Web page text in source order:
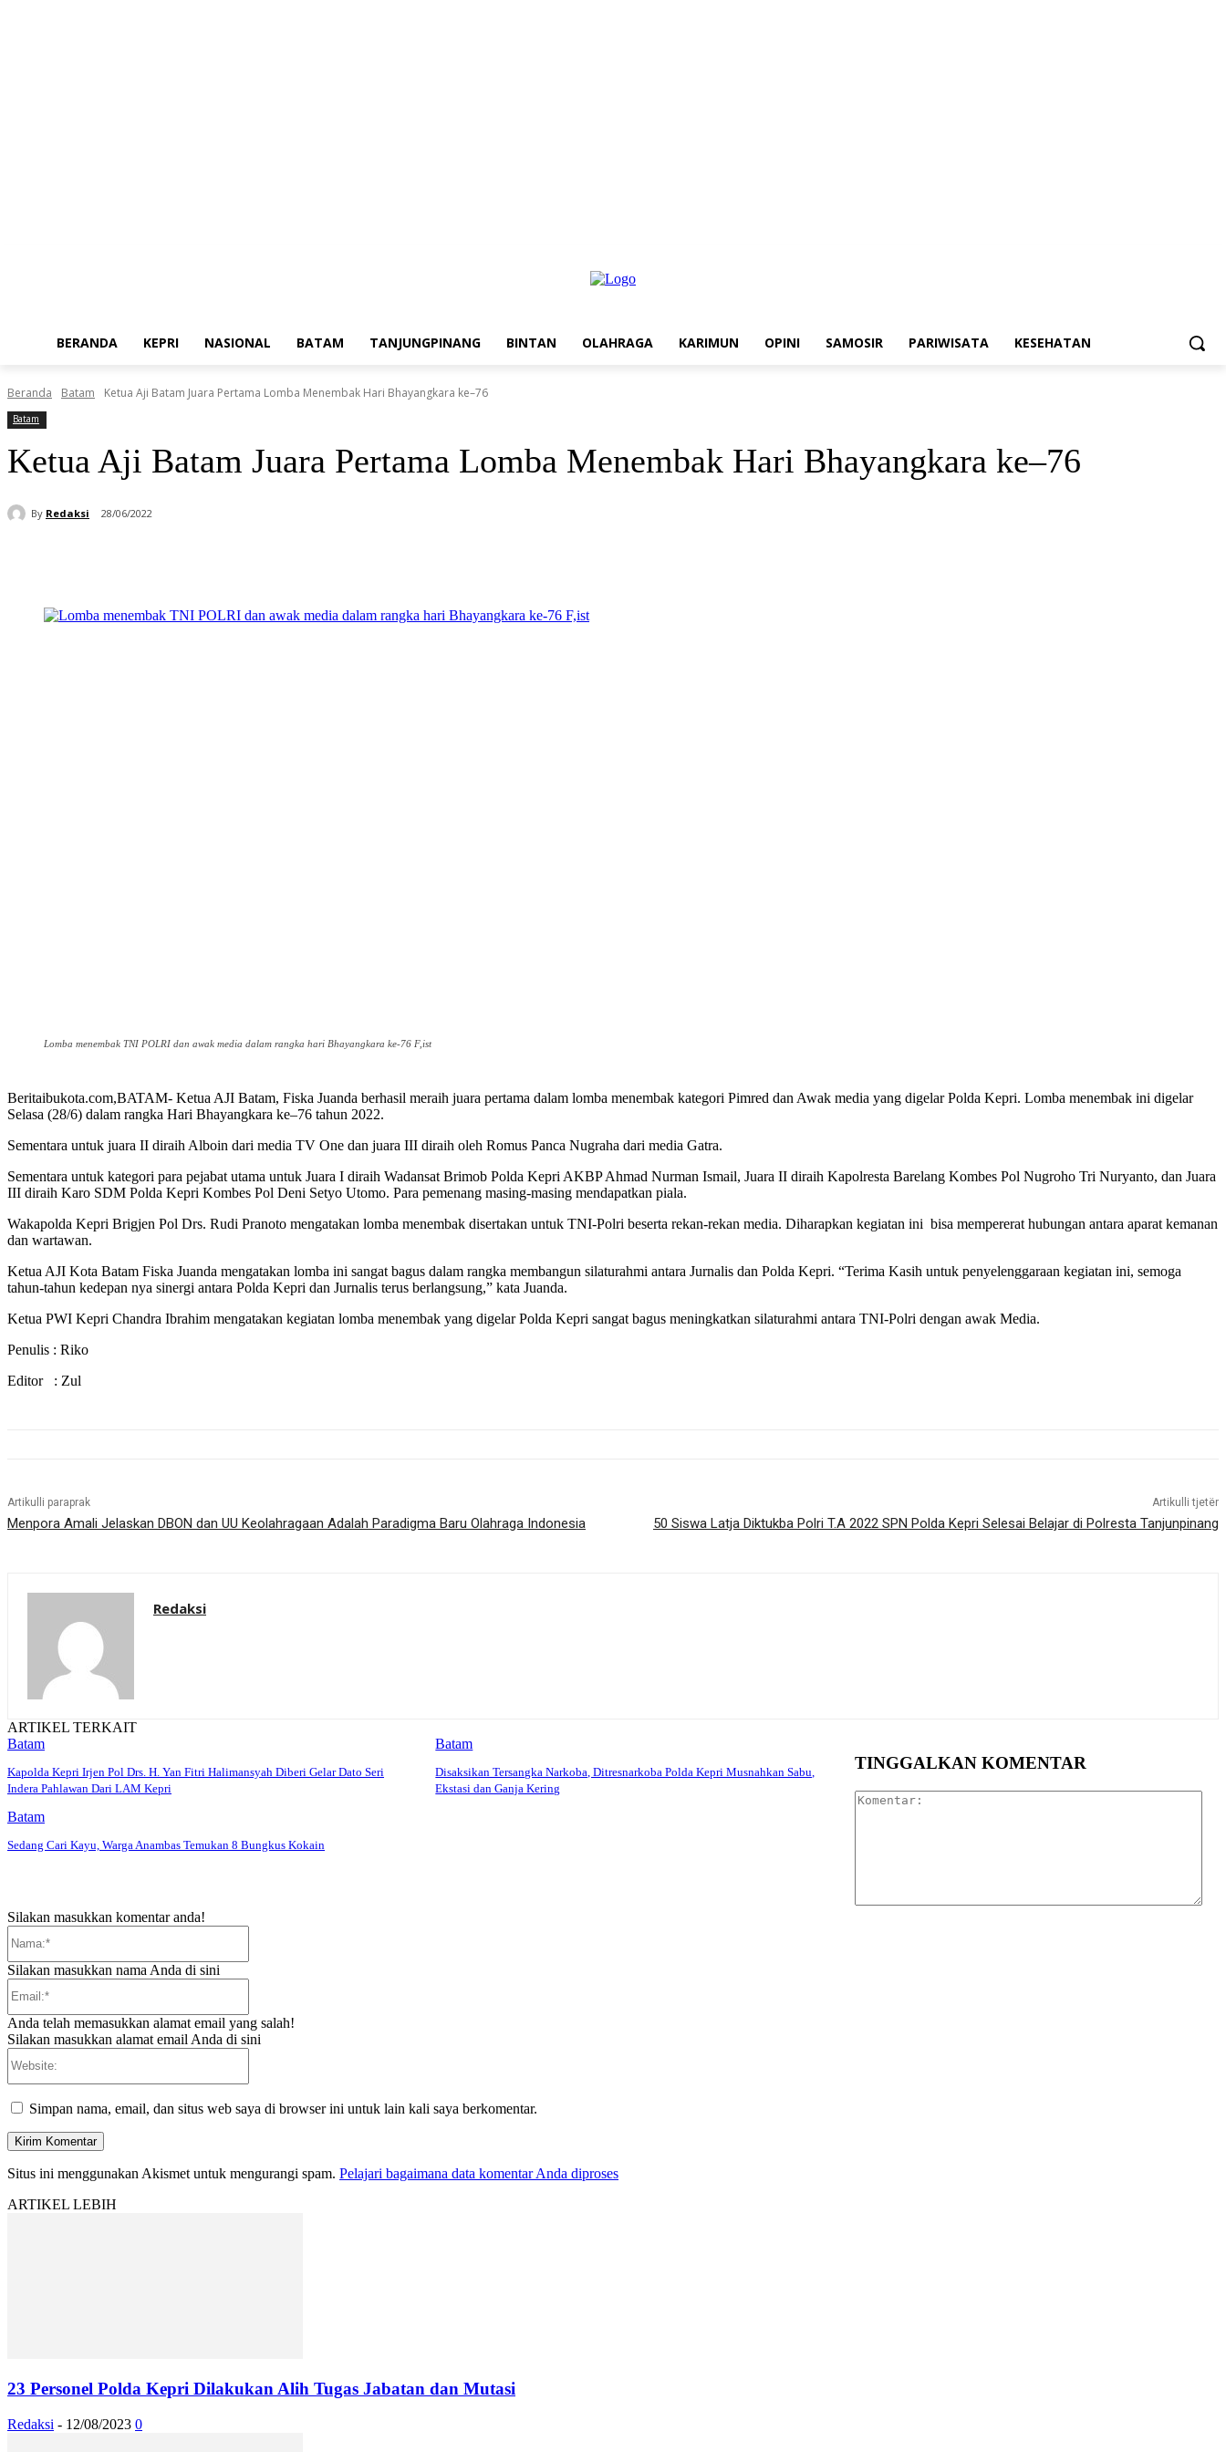
BERANDA KEPRI NASIONAL BATAM TANJUNGPINANG BINTAN OLAHRAGA KARIMUN OPINI SAMOSIR PARIWISATA KESEHATAN
Beranda Batam Ketua Aji Batam Juara Pertama Lomba Menembak Hari Bhayangkara ke–76
Batam
Ketua Aji Batam Juara Pertama Lomba Menembak Hari Bhayangkara ke–76
By Redaksi 28/06/2022
Lomba menembak TNI POLRI dan awak media dalam rangka hari Bhayangkara ke-76 F,ist
Beritaibukota.com,BATAM- Ketua AJI Batam, Fiska Juanda berhasil meraih juara pertama dalam lomba menembak kategori Pimred dan Awak media yang digelar Polda Kepri. Lomba menembak ini digelar
Selasa (28/6) dalam rangka Hari Bhayangkara ke–76 tahun 2022.
Sementara untuk juara II diraih Alboin dari media TV One dan juara III diraih oleh Romus Panca Nugraha dari media Gatra.
Sementara untuk kategori para pejabat utama untuk Juara I diraih Wadansat Brimob Polda Kepri AKBP Ahmad Nurman Ismail, Juara II diraih Kapolresta Barelang Kombes Pol Nugroho Tri Nuryanto, dan Juara
III diraih Karo SDM Polda Kepri Kombes Pol Deni Setyo Utomo. Para pemenang masing-masing mendapatkan piala.
Wakapolda Kepri Brigjen Pol Drs. Rudi Pranoto mengatakan lomba menembak disertakan untuk TNI-Polri beserta rekan-rekan media. Diharapkan kegiatan ini bisa mempererat hubungan antara aparat kemanan
dan wartawan.
Ketua AJI Kota Batam Fiska Juanda mengatakan lomba ini sangat bagus dalam rangka membangun silaturahmi antara Jurnalis dan Polda Kepri. “Terima Kasih untuk penyelenggaraan kegiatan ini, semoga
tahun-tahun kedepan nya sinergi antara Polda Kepri dan Jurnalis terus berlangsung,” kata Juanda.
Ketua PWI Kepri Chandra Ibrahim mengatakan kegiatan lomba menembak yang digelar Polda Kepri sangat bagus meningkatkan silaturahmi antara TNI-Polri dengan awak Media.
Penulis : Riko
Editor : Zul
Artikulli paraprak
Menpora Amali Jelaskan DBON dan UU Keolahragaan Adalah Paradigma Baru Olahraga Indonesia
Artikulli tjetër
50 Siswa Latja Diktukba Polri T.A 2022 SPN Polda Kepri Selesai Belajar di Polresta Tanjunpinang
Redaksi
ARTIKEL TERKAIT
Batam
Kapolda Kepri Irjen Pol Drs. H. Yan Fitri Halimansyah Diberi Gelar Dato Seri
Indera Pahlawan Dari LAM Kepri
Batam
Disaksikan Tersangka Narkoba, Ditresnarkoba Polda Kepri Musnahkan Sabu,
Ekstasi dan Ganja Kering
Batam
Sedang Cari Kayu, Warga Anambas Temukan 8 Bungkus Kokain
TINGGALKAN KOMENTAR
Silakan masukkan komentar anda!
Silakan masukkan nama Anda di sini
Anda telah memasukkan alamat email yang salah!
Silakan masukkan alamat email Anda di sini
Simpan nama, email, dan situs web saya di browser ini untuk lain kali saya berkomentar.
Situs ini menggunakan Akismet untuk mengurangi spam. Pelajari bagaimana data komentar Anda diproses
ARTIKEL LEBIH
23 Personel Polda Kepri Dilakukan Alih Tugas Jabatan dan Mutasi
Redaksi - 12/08/2023 0